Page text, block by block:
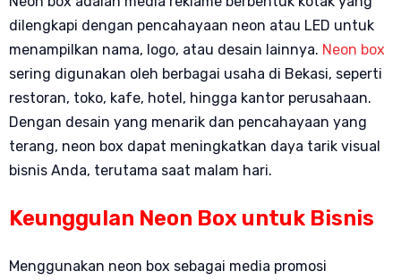
dilengkapi dengan pencahayaan neon atau LED untuk
menampilkan nama, logo, atau desain lainnya. Neon box
sering digunakan oleh berbagai usaha di Bekasi, seperti
restoran, toko, kafe, hotel, hingga kantor perusahaan.
Dengan desain yang menarik dan pencahayaan yang
terang, neon box dapat meningkatkan daya tarik visual
bisnis Anda, terutama saat malam hari.
Keunggulan Neon Box untuk Bisnis
Menggunakan neon box sebagai media promosi